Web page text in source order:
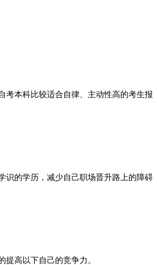
考本科比较适合自律、主动性高的考生报
识的学历，减少自己职场晋升路上的障碍
高以下自己的竞争力。